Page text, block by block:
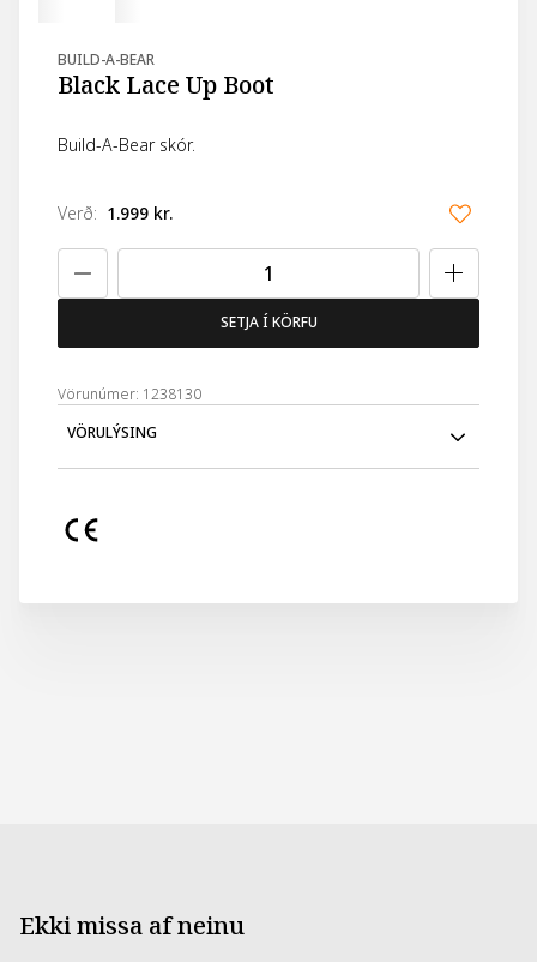
BUILD-A-BEAR
Black Lace Up Boot
Build-A-Bear skór.
Verð: 1.999 kr.
SETJA Í KÖRFU
Vörunúmer: 1238130
VÖRULÝSING
búningi sem er.
Ekki missa af neinu